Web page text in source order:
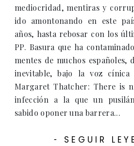
mediocridad, mentiras y
ido amontonando en este
años, hasta rebosar con los
PP. Basura que ha
mentes de muchos españoles,
inevitable, bajo la voz cínica
Margaret Thatcher: There is
infección a la que un
sabido oponer una barrera...
- SEGUIR